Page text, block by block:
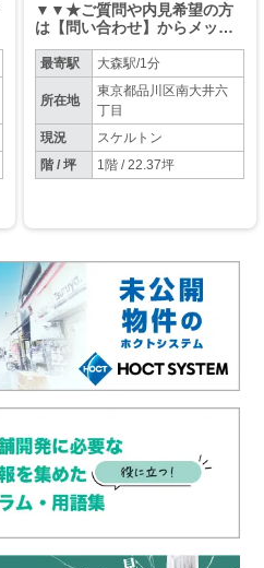
▼▼★ご質問や内見希望の方
は【問い合わせ】からメッセ
電話はお控えください。▼▼
最寄駅 大森駅/1分
所在地
東京都品川区南大井六
丁目
現況
スケルトン
階 / 坪
1階 / 22.37坪